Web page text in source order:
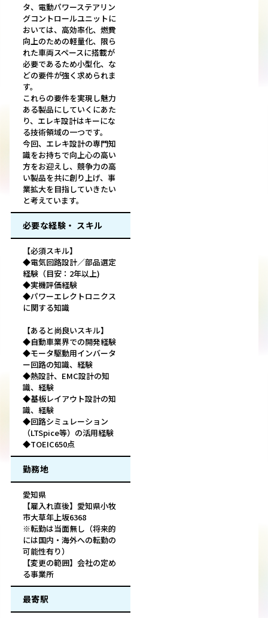
タ、電動パワーステアリン
グコントロールユニットに
おいては、高効率化、燃費
向上のための軽量化、限ら
れた車両スペースに搭載が
必要であるため小型化、な
どの要件が強く求められま
す。
これらの要件を実現し魅力
ある製品にしていくにあた
り、エレキ設計はキーにな
る技術領域の一つです。
今回、エレキ設計の専門知
識をお持ちで向上心の高い
方をお迎えし、競争力の高
い製品を共に創り上げ、事
業拡大を目指していきたい
と考えています。
必要な経験・ スキル
【必須スキル】
◆電気回路設計／部品選定
経験（目安：2年以上)
◆実機評価経験
◆パワーエレクトロニクス
に関する知識
【あると尚良いスキル】
◆自動車業界での開発経験
◆モータ駆動用インバータ
ー回路の知識、経験
◆熱設計、EMC設計の知
識、経験
◆基板レイアウト設計の知
識、経験
◆回路シミュレーション
（LTSpice等）の活用経験
◆TOEIC650点
勤務地
愛知県
【雇入れ直後】愛知県小牧
市大草年上坂6368
※転勤は当面無し（将来的
には国内・海外への転勤の
可能性有り）
【変更の範囲】会社の定め
る事業所
最寄駅